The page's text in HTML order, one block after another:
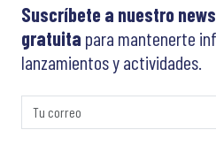
Suscríbete a nuestro
gratuita para mantenerte
lanzamientos y actividades.